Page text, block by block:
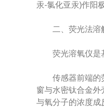
汞-氯化亚汞)作阳
二、荧光法溶
荧光溶氧仪是基
传感器前端的荧
窗与水密钛合金
与氧分子的浓度成